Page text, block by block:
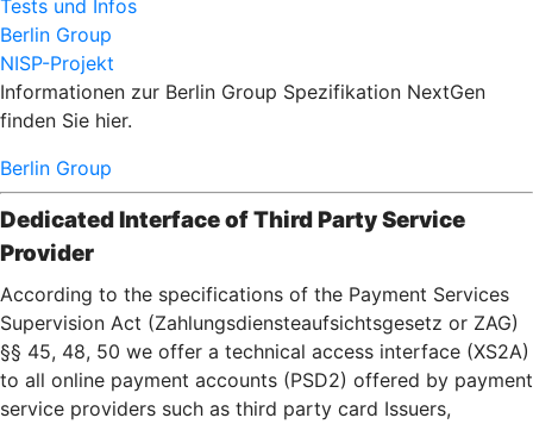
Tests und Infos
Berlin Group
NISP-Projekt
Informationen zur Berlin Group Spezifikation NextGen
finden Sie hier.
Berlin Group
Dedicated Interface of Third Party Service
Provider
According to the specifications of the Payment Services
Supervision Act (Zahlungsdiensteaufsichtsgesetz or ZAG)
§§ 45, 48, 50 we offer a technical access interface (XS2A)
to all online payment accounts (PSD2) offered by payment
service providers such as third party card Issuers,